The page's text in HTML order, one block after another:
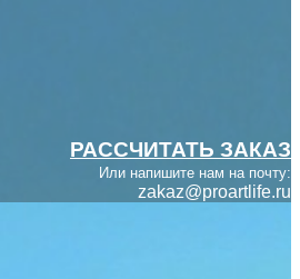
РАССЧИТАТЬ ЗАКАЗ
Или напишите нам на почту:
zakaz@proartlife.ru